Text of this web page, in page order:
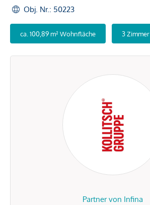
Obj. Nr.: 50223
ca. 100,89 m² Wohnfläche 3 Zimmer
Partner von Infina